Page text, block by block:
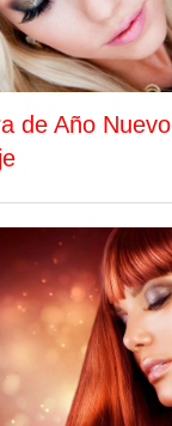
de Año Nuevo